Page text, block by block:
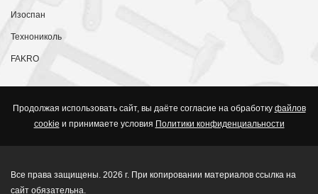
Изоспан
Технониколь
FAKRO
Продолжая использовать сайт, вы даёте согласие на обработку файлов
cookie и принимаете условия Политики конфиденциальности
Все права защищены. 2026 г. При копировании материалов ссылка на
сайт обязательна.